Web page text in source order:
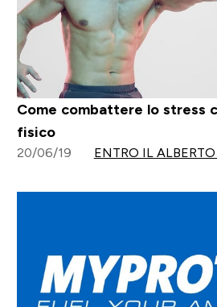
Come combattere lo stress
fisico
20/06/19 ENTRO IL